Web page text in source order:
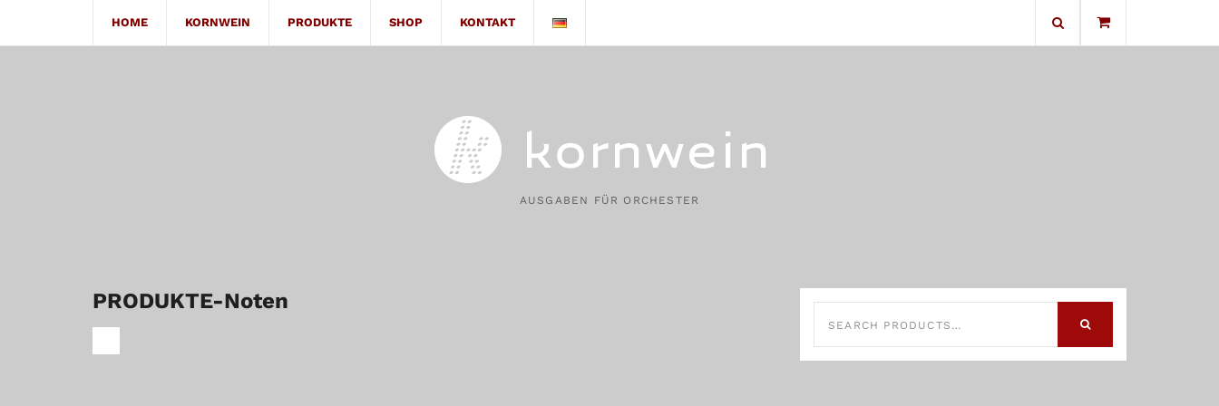
HOME KORNWEIN PRODUKTE SHOP KONTAKT
AUSGABEN FÜR ORCHESTER
PRODUKTE-Noten
FOR: